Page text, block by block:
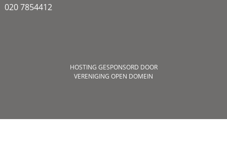
020 7854412
HOSTING GESPONSORD DOOR
VERENIGING OPEN DOMEIN